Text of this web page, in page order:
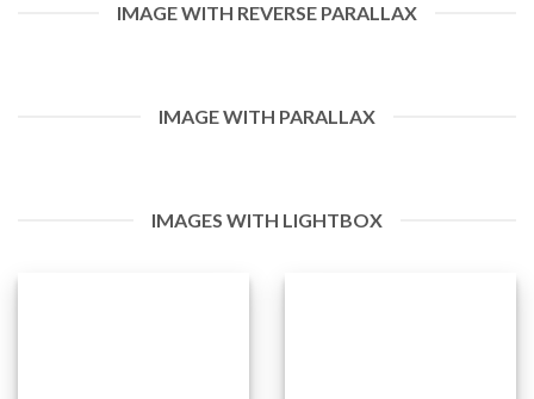
IMAGE WITH REVERSE PARALLAX
IMAGE WITH PARALLAX
IMAGES WITH LIGHTBOX